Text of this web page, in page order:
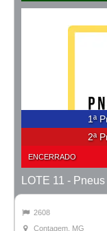
1ª
2ª
ENCERRADO
2608
Contagem, MG